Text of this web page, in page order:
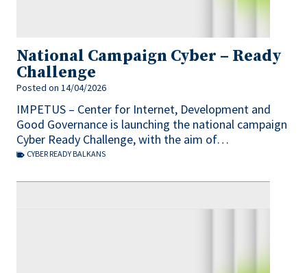
National Campaign Cyber – Ready
Challenge
Posted on 14/04/2026
IMPETUS – Center for Internet, Development and
Good Governance is launching the national campaign
Cyber Ready Challenge, with the aim of…
CYBER READY BALKANS